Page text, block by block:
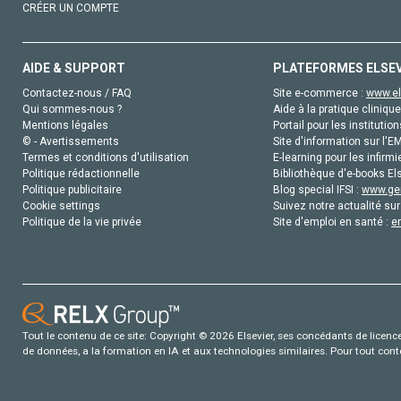
CRÉER UN COMPTE
AIDE & SUPPORT
Contactez-nous / FAQ
Qui sommes-nous ?
Mentions légales
© - Avertissements
Termes et conditions d'utilisation
Politique rédactionnelle
Politique publicitaire
Cookie settings
Politique de la vie privée
PLATEFORMES
Site e-commerce :
Aide à la pratique
Portail pour les
Site d'information sur
E-learning pour les
Bibliothèque d'e-books
Blog special IFSI :
Suivez notre actualité
Site d'emploi en santé :
Tout le contenu de ce site: Copyright © 2026 Elsevier, ses concédants de
de données, a la formation en IA et aux technologies similaires. Pour tout